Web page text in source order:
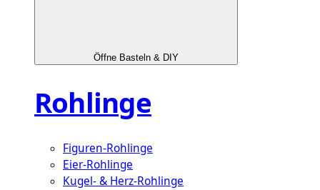
Öffne Basteln & DIY
Rohlinge
Figuren-Rohlinge
Eier-Rohlinge
Kugel- & Herz-Rohlinge